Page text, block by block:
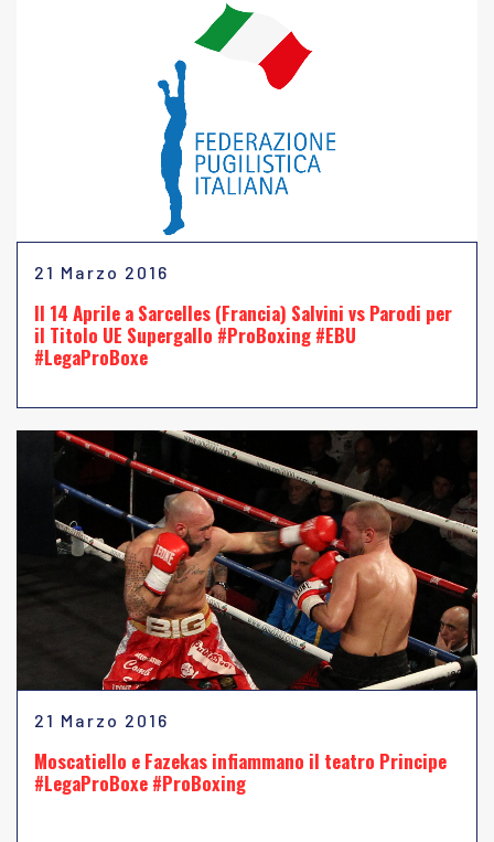
21 Marzo 2016
Il 14 Aprile a Sarcelles (Francia) Salvini vs Parodi per
il Titolo UE Supergallo #ProBoxing #EBU
#LegaProBoxe
21 Marzo 2016
Moscatiello e Fazekas infiammano il teatro Principe
#LegaProBoxe #ProBoxing